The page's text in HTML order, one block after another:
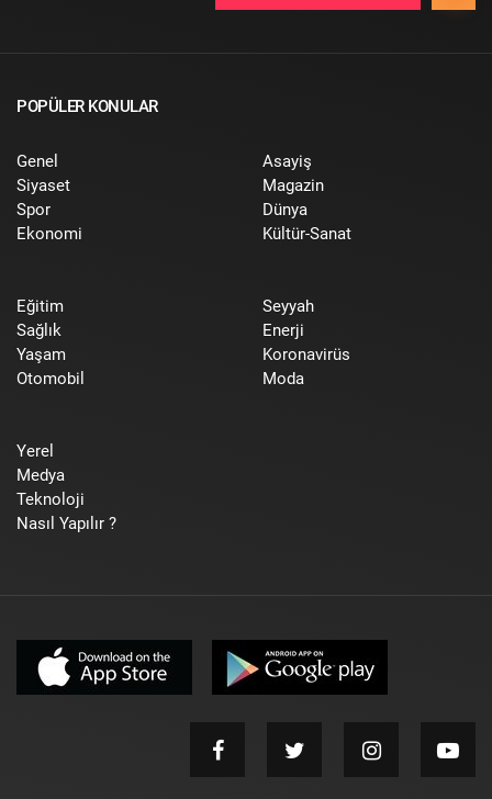
POPÜLER KONULAR
Genel
Siyaset
Spor
Ekonomi
Asayiş
Magazin
Dünya
Kültür-Sanat
Eğitim
Sağlık
Yaşam
Otomobil
Seyyah
Enerji
Koronavirüs
Moda
Yerel
Medya
Teknoloji
Nasıl Yapılır ?